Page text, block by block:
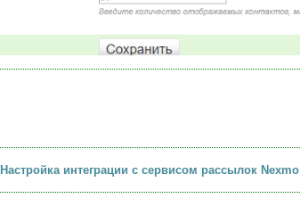
Настройка интеграции с сервисом рассылок Nexmo